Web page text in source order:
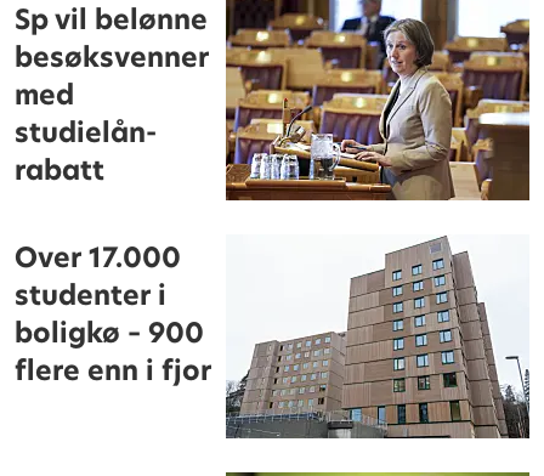
Sp vil belønne
besøksvenner
med
studielån-
rabatt
Over 17.000
studenter i
boligkø – 900
flere enn i fjor